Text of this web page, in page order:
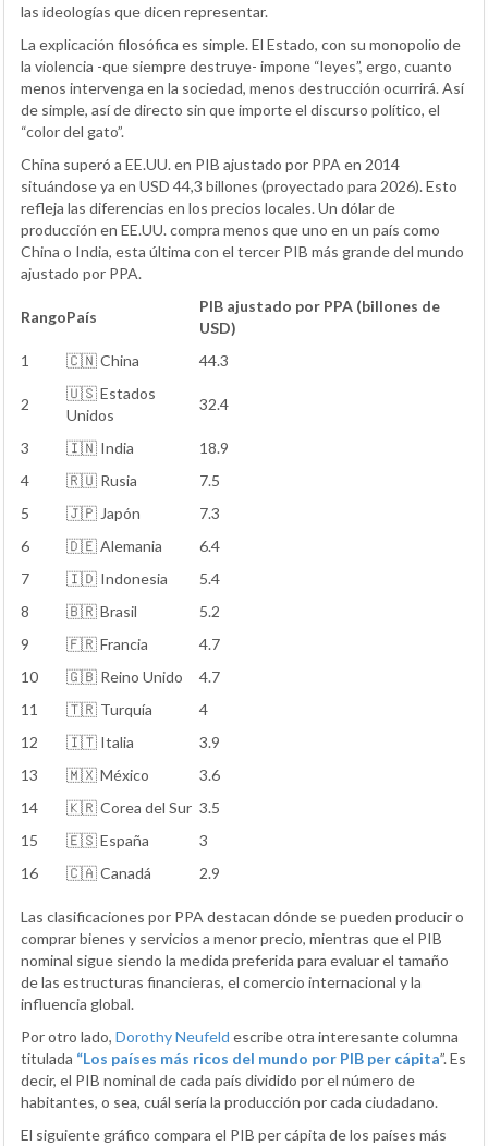
las ideologías que dicen representar.
La explicación filosófica es simple. El Estado, con su monopolio de
la violencia -que siempre destruye- impone “leyes”, ergo, cuanto
menos intervenga en la sociedad, menos destrucción ocurrirá. Así
de simple, así de directo sin que importe el discurso político, el
“color del gato”.
China superó a EE.UU. en PIB ajustado por PPA en 2014
situándose ya en USD 44,3 billones (proyectado para 2026). Esto
refleja las diferencias en los precios locales. Un dólar de
producción en EE.UU. compra menos que uno en un país como
China o India, esta última con el tercer PIB más grande del mundo
ajustado por PPA.
RangoPaís
PIB ajustado por PPA (billones de
USD)
1
🇨🇳 China 44.3
2
🇺🇸 Estados
Unidos
32.4
3 🇮🇳 India
18.9
4
🇷🇺 Rusia
7.5
5
🇯🇵 Japón
7.3
6
🇩🇪 Alemania
6.4
7
🇮🇩 Indonesia
5.4
8
🇧🇷 Brasil
5.2
9
🇫🇷 Francia
4.7
10
🇬🇧 Reino Unido
4.7
11
🇹🇷 Turquía
4
12
🇮🇹 Italia
3.9
13
🇲🇽 México
3.6
14
🇰🇷 Corea del Sur 3.5
15
🇪🇸 España
3
16
🇨🇦 Canadá 2.9
Las clasificaciones por PPA destacan dónde se pueden producir o
comprar bienes y servicios a menor precio, mientras que el PIB
nominal sigue siendo la medida preferida para evaluar el tamaño
de las estructuras financieras, el comercio internacional y la
influencia global.
Por otro lado, Dorothy Neufeld escribe otra interesante columna
titulada “Los países más ricos del mundo por PIB per cápita”. Es
decir, el PIB nominal de cada país dividido por el número de
habitantes, o sea, cuál sería la producción por cada ciudadano.
El siguiente gráfico compara el PIB per cápita de los países más